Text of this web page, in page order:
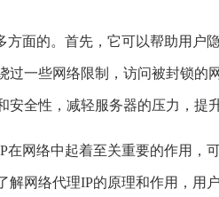
方面的。首先，它可以帮助用户
过一些网络限制，访问被封锁的
安全性，减轻服务器的压力，提
在网络中起着至关重要的作用，
解网络代理IP的原理和作用，用